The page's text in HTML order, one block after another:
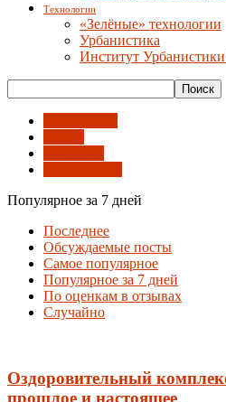
Технологии
«Зелёные» технологии
Урбанистика
Институт
Популярное за 7 дней
Последнее
Обсуждаемые посты
Самое популярное
Популярное за 7 дней
По оценкам в отзывах
Случайно
Оздоровительный
прошлое и настоящее